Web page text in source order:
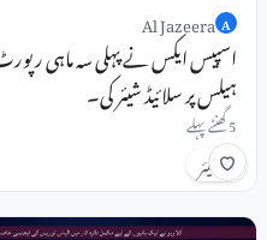
A
Al Jazeera
اسپیس ایکس نے پہلی سہ ماہی
ہیلس پر سلائیڈ شیئر کی۔
5 گھنٹے پہلے
شیئر